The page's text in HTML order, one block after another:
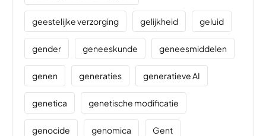
geestelijke verzorging gelijkheid geluid
gender geneeskunde geneesmiddelen
genen generaties generatieve AI
genetica genetische modificatie
genocide genomica Gent